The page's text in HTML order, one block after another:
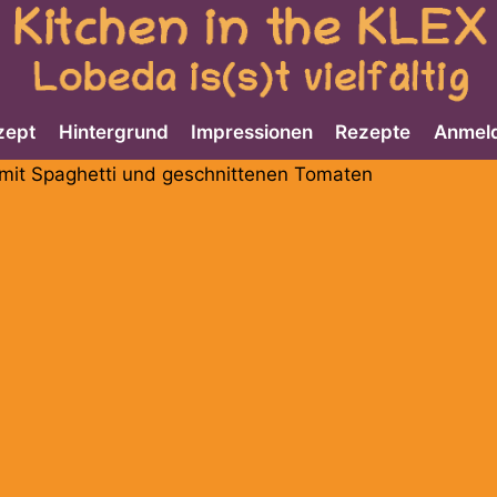
Hintergrund Impressionen Rezepte